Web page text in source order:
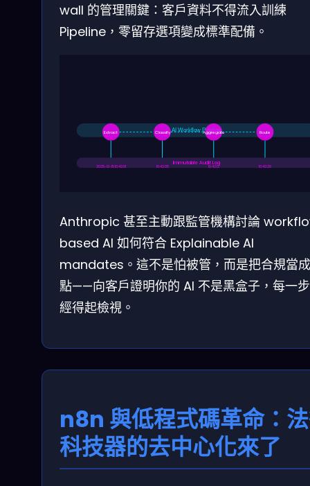
wall 的管理關鍵：客戶資料不得流入訓練
Pipeline，零留存選項變成標準配備。
AI Workflow Pipeline
Extract Classify Aggregate Route
Immutable Audit Log
2025-12-15 10:42:01 10:42:05 10:42:12 10:42:20
Anthropic 甚至主動跟監管機構討論
based AI 如何符合 Explainable AI
mandates。這不是怕被管，而是把合規當
點——向客戶證明你的 AI 不是黑盒子，每一
經得起檢視。
n8n 與低程式碼革命：
科技器的去中心化來了